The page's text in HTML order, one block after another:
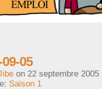
05
on 22 septembre 2005
Saison 1